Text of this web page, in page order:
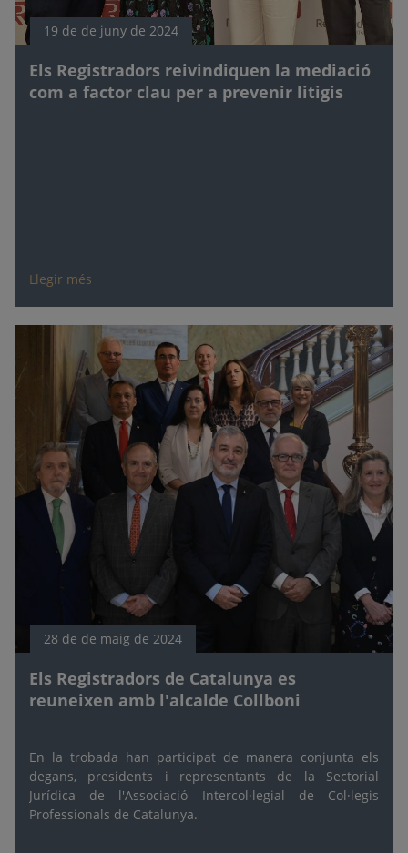
19 de de juny de 2024
Els Registradors reivindiquen la mediació
com a factor clau per a prevenir litigis
Llegir més
28 de de maig de 2024
Els Registradors de Catalunya es
reuneixen amb l'alcalde Collboni
En la trobada han participat de manera conjunta els
degans, presidents i representants de la Sectorial
Jurídica de l'Associació Intercol·legial de Col·legis
Professionals de Catalunya.